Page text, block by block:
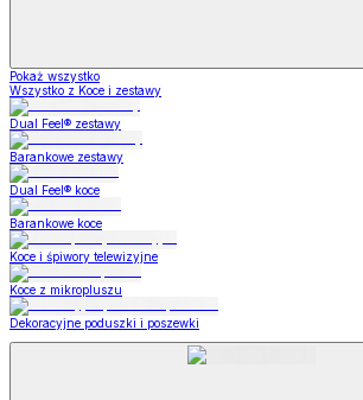
Pokaż wszystko
Wszystko z Koce i zestawy
Dual Feel® zestawy
Barankowe zestawy
Dual Feel® koce
Barankowe koce
Koce i śpiwory telewizyjne
Koce z mikropluszu
Dekoracyjne poduszki i poszewki